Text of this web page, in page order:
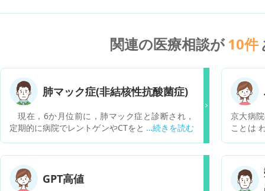
関連の医療相談が10件
肺マック症(非結核性抗酸菌症)
現在，6か月位前に，肺マック症と診断され，
定期的に病院でレントゲンやCTをとり経過観察中
がパートで週2回，子供相手の仕事をしようかと
考えています．その際，もし仮に子供からコロナ
がうったら，肺の疾患者として重篤化する対象な
京大病
ことは
で お
ません
方法が
GPT高値